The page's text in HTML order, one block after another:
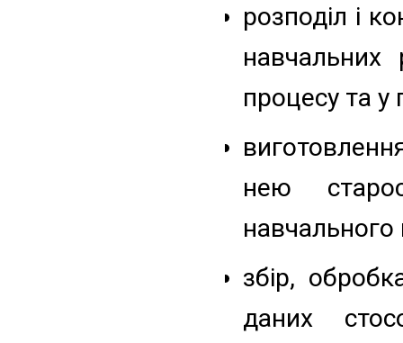
розподіл і
навчальних
процесу та у
нею
навчального
збір,
даних